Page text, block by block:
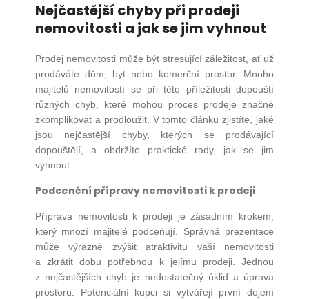
Nejčastější chyby při prodeji
nemovitosti a jak se jim vyhnout
Prodej nemovitosti může být stresující záležitost, ať už
prodáváte dům, byt nebo komerční prostor. Mnoho
majitelů nemovitostí se při této příležitosti dopouští
různých chyb, které mohou proces prodeje značně
zkomplikovat a prodloužit. V tomto článku zjistíte, jaké
jsou nejčastější chyby, kterých se prodávající
dopouštějí, a obdržíte praktické rady, jak se jim
vyhnout.
Podcenění přípravy nemovitosti k prodeji
Příprava nemovitosti k prodeji je zásadním krokem,
který mnozí majitelé podceňují. Správná prezentace
může výrazně zvýšit atraktivitu vaší nemovitosti
a zkrátit dobu potřebnou k jejímu prodeji. Jednou
z nejčastějších chyb je nedostatečný úklid a úprava
prostoru. Potenciální kupci si vytvářejí první dojem